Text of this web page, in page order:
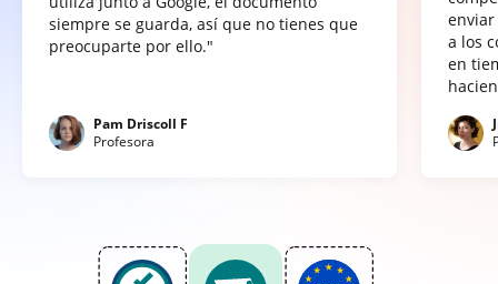
siempre se guarda, así que no tienes que
preocuparte por ello."
Pam Driscoll F
Profesora
a los
en